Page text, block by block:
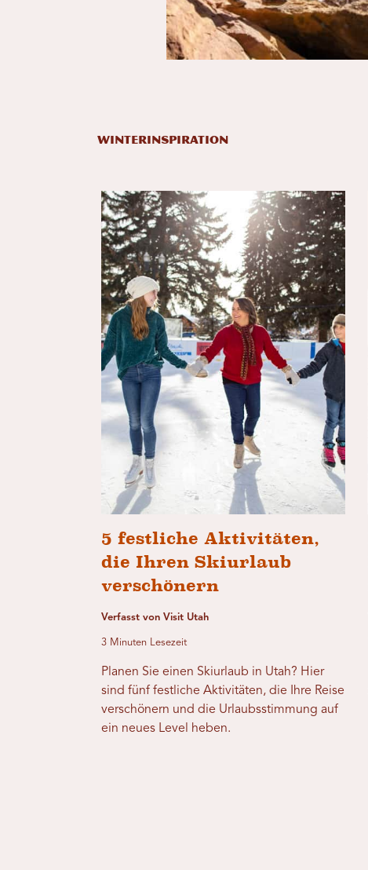
WINTERINSPIRATION
5 festliche Aktivitäten,
die Ihren Skiurlaub
verschönern
Verfasst von Visit Utah
3 Minuten Lesezeit
Planen Sie einen Skiurlaub in Utah? Hier
sind fünf festliche Aktivitäten, die Ihre Reise
verschönern und die Urlaubsstimmung auf
ein neues Level heben.